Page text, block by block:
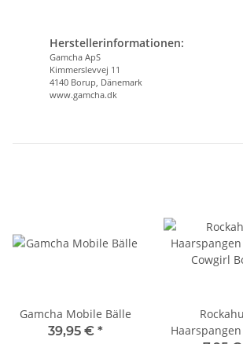
Herstellerinformationen:
Gamcha ApS
Kimmerslevvej 11
4140 Borup, Dänemark
www.gamcha.dk
Gamcha Mobile Bälle
39,95 € *